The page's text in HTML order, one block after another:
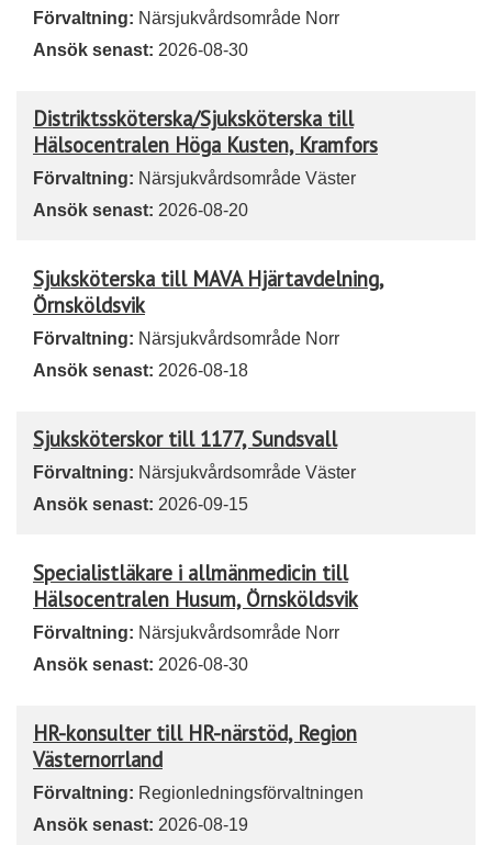
Förvaltning: Närsjukvårdsområde Norr
Ansök senast: 2026-08-30
Distriktssköterska/Sjuksköterska till
Hälsocentralen Höga Kusten, Kramfors
Förvaltning: Närsjukvårdsområde Väster
Ansök senast: 2026-08-20
Sjuksköterska till MAVA Hjärtavdelning,
Örnsköldsvik
Förvaltning: Närsjukvårdsområde Norr
Ansök senast: 2026-08-18
Sjuksköterskor till 1177, Sundsvall
Förvaltning: Närsjukvårdsområde Väster
Ansök senast: 2026-09-15
Specialistläkare i allmänmedicin till
Hälsocentralen Husum, Örnsköldsvik
Förvaltning: Närsjukvårdsområde Norr
Ansök senast: 2026-08-30
HR-konsulter till HR-närstöd, Region
Västernorrland
Förvaltning: Regionledningsförvaltningen
Ansök senast: 2026-08-19